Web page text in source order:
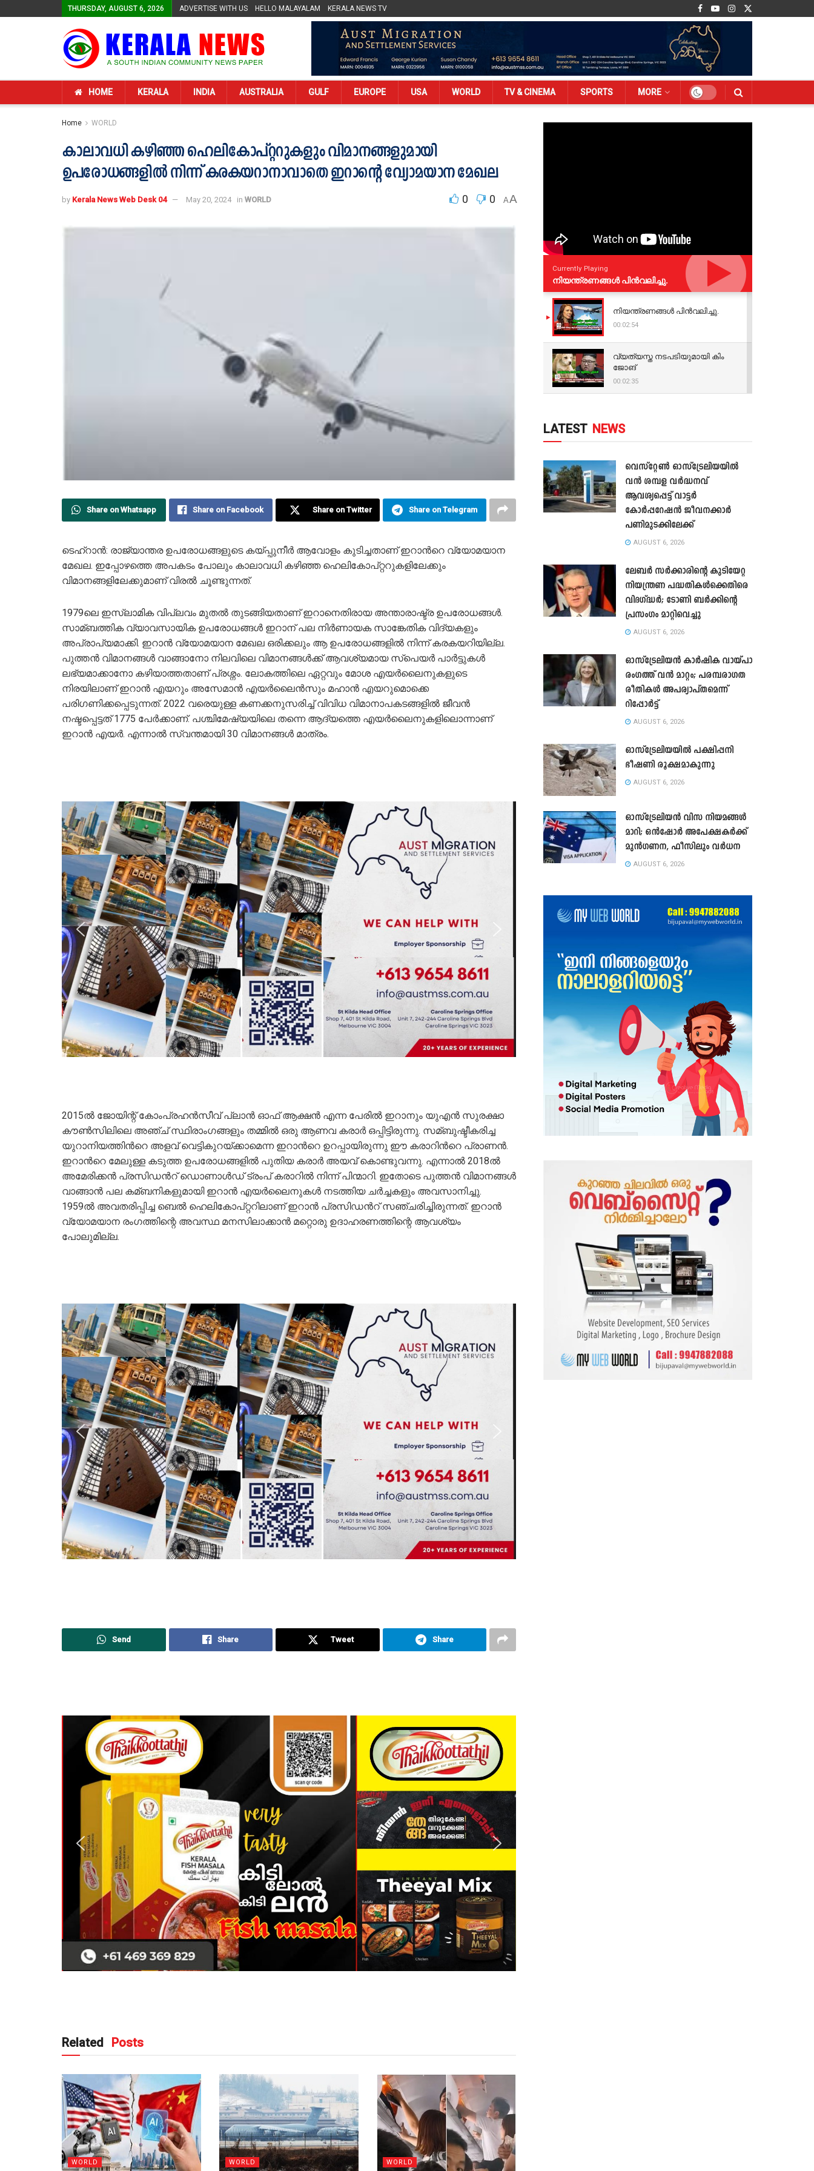
THURSDAY, AUGUST 6, 2026 ADVERTISE WITH US HELLO MALAYALAM KERALA NEWS TV
HOME KERALA INDIA AUSTRALIA GULF EUROPE USA WORLD TV & CINEMA SPORTS MORE
Home WORLD
കാലാവധി കഴിഞ്ഞ ഹെലികോപ്റ്ററുകളും വിമാനങ്ങളുമായി
ഉപരോധങ്ങളില്‍ നിന്ന് കരകയറാനാവാതെ ഇറാന്‍റെ വ്യോമയാന മേഖല
by Kerala News Web Desk 04 May 20, 2024 in WORLD 0 0 AA
Share on Whatsapp Share on Facebook Share on Twitter Share on Telegram
ടെഹ്റാൻ: രാജ്യാന്തര ഉപരോധങ്ങളുടെ കയ്പ്പുനീർ ആവോളം കുടിച്ചതാണ് ഇറാന്‍റെ വ്യോമയാന
മേഖല. ഇപ്പോഴത്തെ അപകടം പോലും കാലാവധി കഴിഞ്ഞ ഹെലികോപ്റ്ററുകളിലേക്കും
വിമാനങ്ങളിലേക്കുമാണ് വിരല്‍ ചൂണ്ടുന്നത്.
1979ലെ ഇസ്‍ലാമിക വിപ്ലവം മുതല്‍ തുടങ്ങിയതാണ് ഇറാനെതിരായ അന്താരാഷ്ട്ര ഉപരോധങ്ങള്‍.
സാമ്ബത്തിക വ്യാവസായിക ഉപരോധങ്ങള്‍ ഇറാന് പല നിർണായക സാങ്കേതിക വിദ്യകളും
അപ്രാപ്യമാക്കി. ഇറാൻ വ്യോമയാന മേഖല ഒരിക്കലും ആ ഉപരോധങ്ങളില്‍ നിന്ന് കരകയറിയില്ല.
പുത്തൻ വിമാനങ്ങള്‍ വാങ്ങാനോ നിലവിലെ വിമാനങ്ങള്‍ക്ക് ആവശ്യമായ സ്പെയർ പാർട്ടുകള്‍
ലഭ്യമാക്കാനോ കഴിയാത്തതാണ് പ്രശ്നം. ലോകത്തിലെ ഏറ്റവും മോശ എയർലൈനുകളുടെ
നിരയിലാണ് ഇറാൻ എയറും അസേമാൻ എയർലൈൻസും മഹാൻ എയറുമൊക്കെ
പരിഗണിക്കപ്പെടുന്നത്. 2022 വരെയുള്ള കണക്കനുസരിച്ച്‌ വിവിധ വിമാനാപകടങ്ങളില്‍ ജീവൻ
നഷ്ടപ്പെട്ടത് 1775 പേർക്കാണ്. പശ്ചിമേഷ്യയിലെ തന്നെ ആദ്യത്തെ എയർലൈനുകളിലൊന്നാണ്
ഇറാൻ എയർ. എന്നാല്‍ സ്വന്തമായി 30 വിമാനങ്ങള്‍ മാത്രം.
2015ല്‍ ജോയിന്റ് കോംപ്രഹൻസീവ് പ്ലാൻ ഓഫ് ആക്ഷൻ എന്ന പേരില്‍ ഇറാനും യുഎൻ സുരക്ഷാ
കൗണ്‍സിലിലെ അഞ്ച് സ്ഥിരാംഗങ്ങളും തമ്മില്‍ ഒരു ആണവ കരാർ ഒപ്പിട്ടിരുന്നു. സമ്ബുഷ്ടീകരിച്ച
യുറാനിയത്തിന്‍റെ അളവ് വെട്ടികുറയ്ക്കാമെന്ന ഇറാന്‍റെ ഉറപ്പായിരുന്നു ഈ കരാറിന്‍റെ പ്രാണൻ.
ഇറാന്‍റെ മേലുള്ള കടുത്ത ഉപരോധങ്ങളില്‍ പുതിയ കരാർ അയവ് കൊണ്ടുവന്നു. എന്നാല്‍ 2018ല്‍
അമേരിക്കൻ പ്രസിഡന്‍റ് ഡൊണാള്‍ഡ് ട്രംപ് കരാറില്‍ നിന്ന് പിന്മാറി. ഇതോടെ പുത്തൻ വിമാനങ്ങള്‍
വാങ്ങാൻ പല കമ്ബനികളുമായി ഇറാൻ എയർലൈനുകള്‍ നടത്തിയ ചർച്ചകളും അവസാനിച്ചു.
1959ല്‍ അവതരിപ്പിച്ച ബെല്‍ ഹെലികോപ്റ്ററിലാണ് ഇറാൻ പ്രസിഡന്‍റ് സഞ്ചരിച്ചിരുന്നത്. ഇറാൻ
വ്യോമയാന രംഗത്തിന്റെ അവസ്ഥ മനസിലാക്കാൻ മറ്റൊരു ഉദാഹരണത്തിന്റെ ആവശ്യം
പോലുമില്ല.
Send Share Tweet Share
Related Posts
WORLD WORLD WORLD
Currently Playing
നിയന്ത്രണങ്ങള്‍ പിന്‍വലിച്ചു.
നിയന്ത്രണങ്ങള്‍ പിന്‍വലിച്ചു.
00:02:54
വ്യത്യസ്ത നടപടിയുമായി കിം
ജോങ്
00:02:35
LATEST NEWS
വെസ്റ്റേൺ ഓസ്‌ട്രേലിയയിൽ
വൻ ശമ്പള വർദ്ധനവ്
ആവശ്യപ്പെട്ട് വാട്ടർ
കോർപ്പറേഷൻ ജീവനക്കാർ
പണിമുടക്കിലേക്ക്
AUGUST 6, 2026
ലേബർ സർക്കാരിന്റെ കുടിയേറ്റ
നിയന്ത്രണ പദ്ധതികൾക്കെതിരെ
വിദഗ്ദ്ധർ; ടോണി ബർക്കിന്റെ
പ്രസംഗം മാറ്റിവെച്ചു
AUGUST 6, 2026
ഓസ്‌ട്രേലിയൻ കാർഷിക വായ്പാ
രംഗത്ത് വൻ മാറ്റം; പരമ്പരാഗത
രീതികൾ അപര്യാപ്തമെന്ന്
റിപ്പോർട്ട്
AUGUST 6, 2026
ഓസ്ട്രേലിയയിൽ പക്ഷിപ്പനി
ഭീഷണി രൂക്ഷമാകുന്നു
AUGUST 6, 2026
ഓസ്‌ട്രേലിയൻ വിസ നിയമങ്ങൾ
മാറി; ഒൻഷോർ അപേക്ഷകർക്ക്
മുൻഗണന, ഫീസിലും വർധന
AUGUST 6, 2026